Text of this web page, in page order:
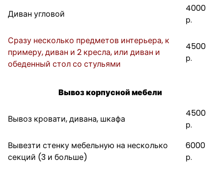
Диван угловой
4000
р.
Сразу несколько предметов интерьера, к
примеру, диван и 2 кресла, или диван и
обеденный стол со стульями
4500
р.
Вывоз корпусной мебели
Вывоз кровати, дивана, шкафа
4500
р.
Вывезти стенку мебельную на несколько
секций (3 и больше)
6000
р.